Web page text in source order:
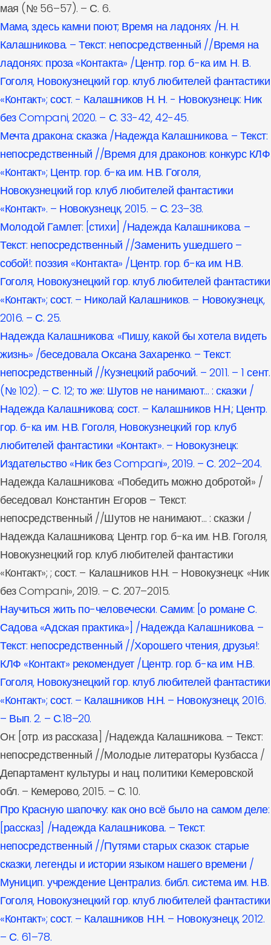
мая (№ 56–57). – С. 6.
Мама, здесь камни поют; Время на ладонях /Н. Н.
Калашникова. – Текст: непосредственный //Время на
ладонях: проза «Контакта» /Центр. гор. б-ка им. Н. В.
Гоголя, Новокузнецкий гор. клуб любителей фантастики
«Контакт»; сост. - Калашников Н. Н. - Новокузнецк: Ник
без Compani, 2020. – С. 33-42, 42-45.
Мечта дракона: сказка /Надежда Калашникова. – Текст:
непосредственный //Время для драконов: конкурс КЛФ
«Контакт»; Центр. гор. б-ка им. Н.В. Гоголя,
Новокузнецкий гор. клуб любителей фантастики
«Контакт». – Новокузнецк, 2015. – С. 23–38.
Молодой Гамлет: [стихи] /Надежда Калашникова. –
Текст: непосредственный //Заменить ушедшего –
собой!: поэзия «Контакта» /Центр. гор. б-ка им. Н.В.
Гоголя, Новокузнецкий гор. клуб любителей фантастики
«Контакт»; сост. – Николай Калашников. – Новокузнецк,
2016. – С. 25.
Надежда Калашникова: «Пишу, какой бы хотела видеть
жизнь» /беседовала Оксана Захаренко. – Текст:
непосредственный //Кузнецкий рабочий. – 2011. – 1 сент.
(№ 102). – С. 12; то же: Шутов не нанимают… : сказки /
Надежда Калашникова; сост. – Калашников Н.Н.; Центр.
гор. б-ка им. Н.В. Гоголя, Новокузнецкий гор. клуб
любителей фантастики «Контакт». – Новокузнецк:
Издательство «Ник без Compani», 2019. – С. 202–204.
Надежда Калашникова: «Победить можно добротой» /
беседовал Константин Егоров – Текст:
непосредственный //Шутов не нанимают… : сказки /
Надежда Калашникова; Центр. гор. б-ка им. Н.В. Гоголя,
Новокузнецкий гор. клуб любителей фантастики
«Контакт»; ; сост. – Калашников Н.Н. – Новокузнецк: «Ник
без Compani», 2019. – С. 207–2015.
Научиться жить по-человечески. Самим: [о романе С.
Садова «Адская практика»] /Надежда Калашникова. –
Текст: непосредственный //Хорошего чтения, друзья!:
КЛФ «Контакт» рекомендует /Центр. гор. б-ка им. Н.В.
Гоголя, Новокузнецкий гор. клуб любителей фантастики
«Контакт»; сост. – Калашников Н.Н. – Новокузнецк, 2016.
– Вып. 2. – С.18–20.
Он: [отр. из рассказа] /Надежда Калашникова. – Текст:
непосредственный //Молодые литераторы Кузбасса /
Департамент культуры и нац. политики Кемеровской
обл. – Кемерово, 2015. – С. 10.
Про Красную шапочку: как оно всё было на самом деле:
[рассказ] /Надежда Калашникова. – Текст:
непосредственный //Путями старых сказок: старые
сказки, легенды и истории языком нашего времени /
Муницип. учреждение Централиз. библ. система им. Н.В.
Гоголя, Новокузнецкий гор. клуб любителей фантастики
«Контакт»; сост. – Калашников Н.Н. – Новокузнецк, 2012.
– С. 61–78.